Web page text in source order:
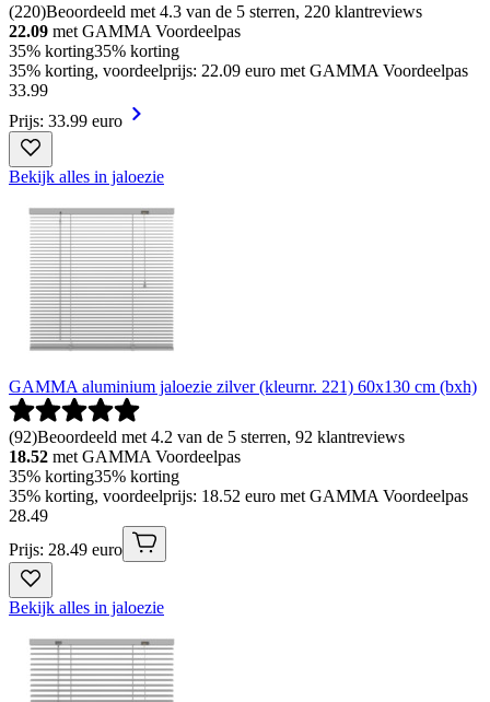
(220)Beoordeeld met 4.3 van de 5 sterren, 220 klantreviews
22.09 met GAMMA Voordeelpas
35% korting35% korting
35% korting, voordeelprijs: 22.09 euro met GAMMA Voordeelpas
33.99
Prijs: 33.99 euro
Bekijk alles in jaloezie
GAMMA aluminium jaloezie zilver (kleurnr. 221) 60x130 cm (bxh)
(92)Beoordeeld met 4.2 van de 5 sterren, 92 klantreviews
18.52 met GAMMA Voordeelpas
35% korting35% korting
35% korting, voordeelprijs: 18.52 euro met GAMMA Voordeelpas
28.49
Prijs: 28.49 euro
Bekijk alles in jaloezie